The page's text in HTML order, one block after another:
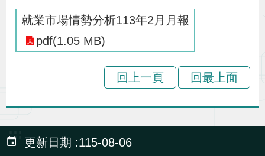
上
申
辦
就業市場情勢分析113年2月月報
pdf(1.05 MB)
回上一頁 回最上面
:::
更新日期
115-08-06